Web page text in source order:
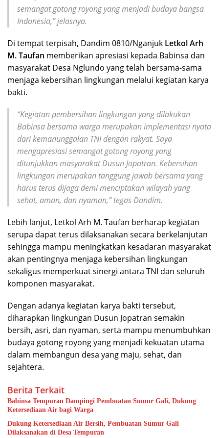
semangat gotong royong yang menjadi budaya bangsa
Indonesia,” jelasnya.
Di tempat terpisah, Dandim 0810/Nganjuk Letkol Arh
M. Taufan memberikan apresiasi kepada Babinsa dan
masyarakat Desa Nglundo yang telah bersama-sama
menjaga kebersihan lingkungan melalui kegiatan karya
bakti.
“Kegiatan pembersihan lingkungan yang dilakukan
Babinsa bersama warga merupakan implementasi nyata
dari kemanunggalan TNI dengan rakyat. Saya
mengapresiasi semangat gotong royong yang
ditunjukkan masyarakat Dusun Jopatran. Kebersihan
lingkungan merupakan tanggung jawab bersama yang
harus terus dijaga demi menciptakan wilayah yang
sehat, aman, dan nyaman,” tegas Dandim.
Lebih lanjut, Letkol Arh M. Taufan berharap kegiatan
serupa dapat terus dilaksanakan secara berkelanjutan
sehingga mampu meningkatkan kesadaran masyarakat
akan pentingnya menjaga kebersihan lingkungan
sekaligus memperkuat sinergi antara TNI dan seluruh
komponen masyarakat.
Dengan adanya kegiatan karya bakti tersebut,
diharapkan lingkungan Dusun Jopatran semakin
bersih, asri, dan nyaman, serta mampu menumbuhkan
budaya gotong royong yang menjadi kekuatan utama
dalam membangun desa yang maju, sehat, dan
sejahtera.
Berita Terkait
Babinsa Tempuran Dampingi Pembuatan Sumur Gali, Dukung
Ketersediaan Air bagi Warga
Dukung Ketersediaan Air Bersih, Pembuatan Sumur Gali
Dilaksanakan di Desa Tempuran